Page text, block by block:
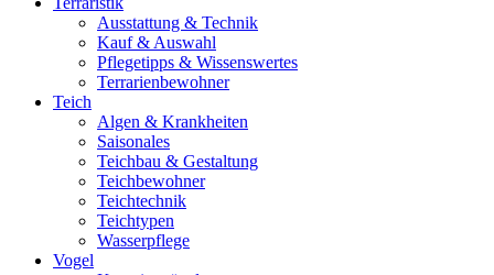
Ausstattung & Technik
Kauf & Auswahl
Pflegetipps & Wissenswertes
Terrarienbewohner
Teich
Algen & Krankheiten
Saisonales
Teichbau & Gestaltung
Teichbewohner
Teichtechnik
Teichtypen
Wasserpflege
Vogel